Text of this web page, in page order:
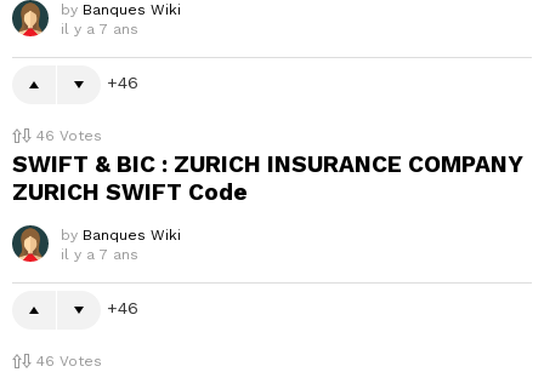
by Banques Wiki
il y a 7 ans
46
46 Votes
SWIFT & BIC : ZURICH INSURANCE COMPANY
ZURICH SWIFT Code
by Banques Wiki
il y a 7 ans
46
46 Votes